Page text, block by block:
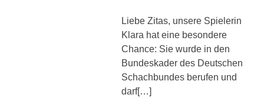
Liebe Zitas, unsere Spielerin
Klara hat eine besondere
Chance: Sie wurde in den
Bundeskader des Deutschen
Schachbundes berufen und
darf[…]